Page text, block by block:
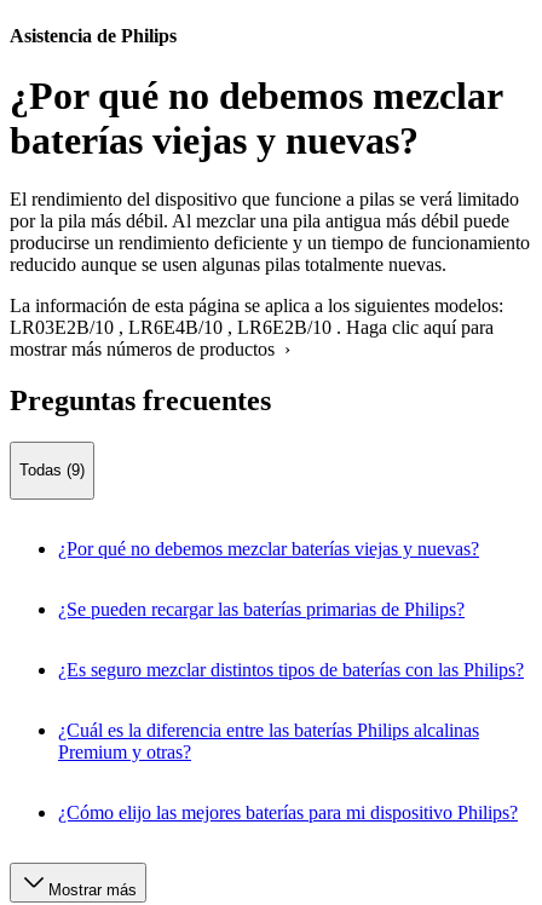
Asistencia de Philips
¿Por qué no debemos mezclar
baterías viejas y nuevas?
El rendimiento del dispositivo que funcione a pilas se verá limitado
por la pila más débil. Al mezclar una pila antigua más débil puede
producirse un rendimiento deficiente y un tiempo de funcionamiento
reducido aunque se usen algunas pilas totalmente nuevas.
La información de esta página se aplica a los siguientes modelos:
LR03E2B/10 , LR6E4B/10 , LR6E2B/10 . Haga clic aquí para
mostrar más números de productos ›
Preguntas frecuentes
Todas (9)
¿Por qué no debemos mezclar baterías viejas y nuevas?
¿Se pueden recargar las baterías primarias de Philips?
¿Es seguro mezclar distintos tipos de baterías con las Philips?
¿Cuál es la diferencia entre las baterías Philips alcalinas
Premium y otras?
¿Cómo elijo las mejores baterías para mi dispositivo Philips?
Mostrar más